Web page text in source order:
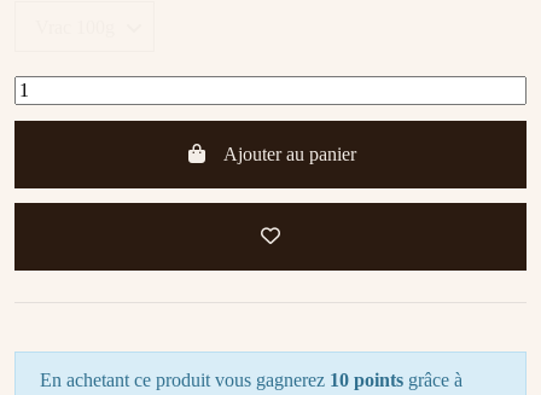
Ajouter au panier
En achetant ce produit vous gagnerez 10 points grâce à